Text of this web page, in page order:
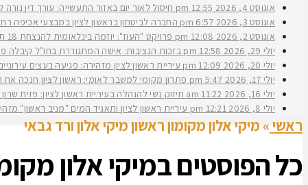
אוגוסט 4, 2026
12:55 pm
חיסול לאור יום באזור התעשייה: עורך דין נורה
אוגוסט 3, 2026
6:57 pm
החברה לביטחון בראשון לציון במבצעי אכיפה
אוגוסט 2, 2026
12:08 pm
פרויקט "העוז": יוזמה בינלאומית להנצחת 18 תצפיתניות שנפלו בנחל עוז
יולי 29, 2026
12:58 pm
בזכות הנציבות: אישה המתגוררת בחו"ל קיבלה
יולי 20, 2026
12:09 pm
עיריית ראשון לציון מזהירה: פגיעה בעצים
יולי 17, 2026
5:47 pm
פתרון מקומי למשבר לאומי: ראשון לציון חנכה את תש״ח 2 פרויקט עירוני להשכרה ארוכת טווח של דירות במחיר מוזל במעמד ראש
יולי 16, 2026
11:22 am
חיזוק נשי להנהלה בעיריית ראשון לציון: פזית שרון
יולי 8, 2026
12:21 pm עיריית ראשון לציון ותאגיד המים "מניב ראשון"
ראשי» מיקי אלון מקומון ראשון מיקי אלון ורד גבאי
כל הפוסטים במיקי אלון